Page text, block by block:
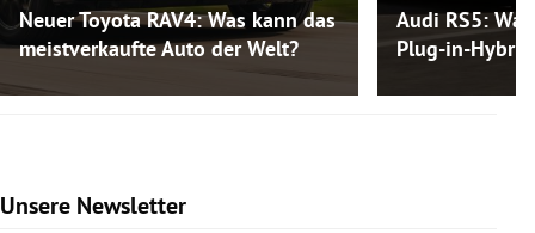
Neuer Toyota RAV4: Was kann das
meistverkaufte Auto der Welt?
Audi RS5:
Plug-in-
Unsere Newsletter
Slide 1 von 9